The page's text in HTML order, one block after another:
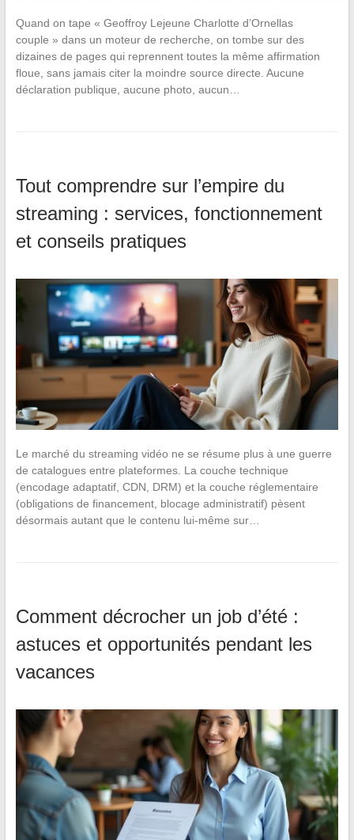
Quand on tape « Geoffroy Lejeune Charlotte d’Ornellas
couple » dans un moteur de recherche, on tombe sur des
dizaines de pages qui reprennent toutes la même affirmation
floue, sans jamais citer la moindre source directe. Aucune
déclaration publique, aucune photo, aucun…
Tout comprendre sur l’empire du
streaming : services, fonctionnement
et conseils pratiques
Le marché du streaming vidéo ne se résume plus à une guerre
de catalogues entre plateformes. La couche technique
(encodage adaptatif, CDN, DRM) et la couche réglementaire
(obligations de financement, blocage administratif) pèsent
désormais autant que le contenu lui-même sur…
Comment décrocher un job d’été :
astuces et opportunités pendant les
vacances